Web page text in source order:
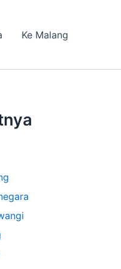
Ke Malang